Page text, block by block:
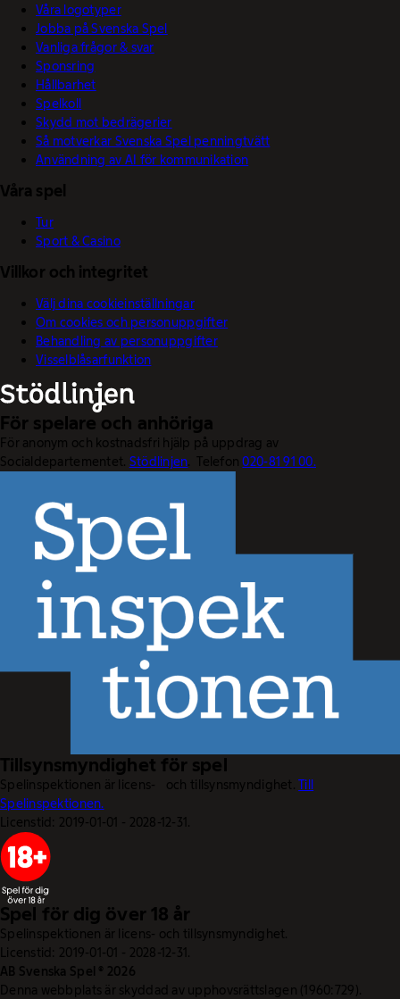
Våra logotyper
Jobba på Svenska Spel
Vanliga frågor & svar
Sponsring
Hållbarhet
Spelkoll
Skydd mot bedrägerier
Så motverkar Svenska Spel penningtvätt
Användning av AI för kommunikation
Våra spel
Tur
Sport & Casino
Villkor och integritet
Välj dina cookieinställningar
Om cookies och personuppgifter
Behandling av personuppgifter
Visselblåsarfunktion
För spelare och anhöriga
För anonym och kostnadsfri hjälp på uppdrag av
Socialdepartementet. Stödlinjen. Telefon020-81 91 00.
Tillsynsmyndighet för spel
Spelinspektionen är licens- och tillsynsmyndighet.Till
Spelinspektionen.
Licenstid: 2019-01-01 - 2028-12-31.
Spel för dig över 18 år
Spelinspektionen är licens- och tillsynsmyndighet.
Licenstid: 2019-01-01 - 2028-12-31.
AB Svenska Spel © 2026
Denna webbplats är skyddad av upphovsrättslagen (1960:729).